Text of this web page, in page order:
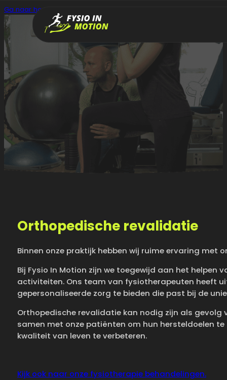
Ga naar hoofdinhoud
Orthopedische revalidatie
Binnen onze praktijk hebben wij ruime ervaring met
Bij Fysio In Motion zijn we toegewijd aan het
activiteiten. Ons team van fysiotherapeuten heeft
gepersonaliseerde zorg te bieden die past bij de
Orthopedische revalidatie kan nodig zijn als gevolg
samen met onze patiënten om hun hersteldoelen
kwaliteit van leven te verbeteren.
Kijk ook naar onze fysiotherapie behandelingen.